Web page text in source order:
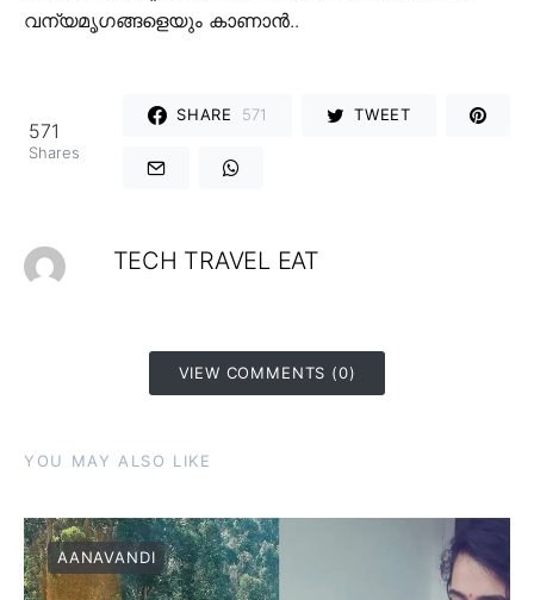
വന്യമൃഗങ്ങളെയും കാണാന്‍..
571
Shares
SHARE 571 TWEET
TECH TRAVEL EAT
VIEW COMMENTS (0)
YOU MAY ALSO LIKE
AANAVANDI